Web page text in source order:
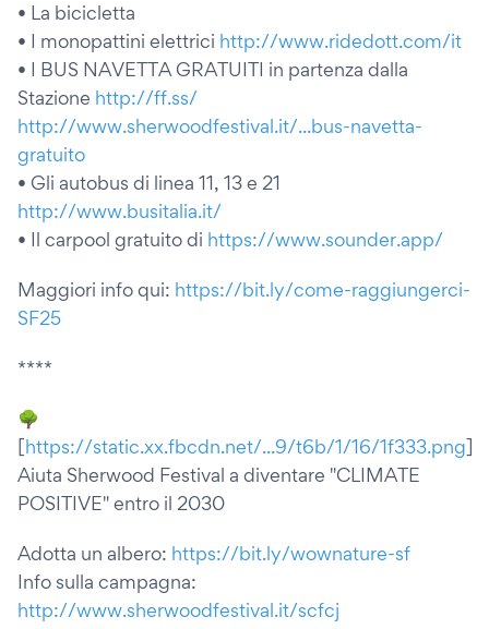
• La bicicletta
• I monopattini elettrici http://www.ridedott.com/it
• I BUS NAVETTA GRATUITI in partenza dalla
Stazione http://ff.ss/
http://www.sherwoodfestival.it/...bus-navetta-
gratuito
• Gli autobus di linea 11, 13 e 21
http://www.busitalia.it/
• Il carpool gratuito di https://www.sounder.app/
Maggiori info qui: https://bit.ly/come-raggiungerci-
SF25
****
🌳
[https://static.xx.fbcdn.net/...9/t6b/1/16/1f333.png]
Aiuta Sherwood Festival a diventare "CLIMATE
POSITIVE" entro il 2030
Adotta un albero: https://bit.ly/wownature-sf
Info sulla campagna:
http://www.sherwoodfestival.it/scfcj